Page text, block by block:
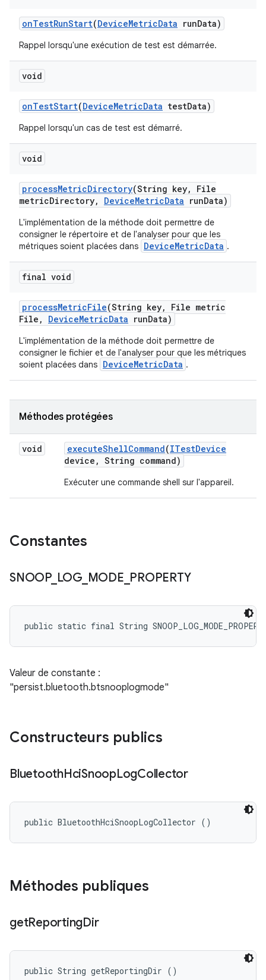
onTestRunStart(DeviceMetricData runData)
Rappel lorsqu'une exécution de test est démarrée.
void
onTestStart(DeviceMetricData testData)
Rappel lorsqu'un cas de test est démarré.
void
processMetricDirectory(String key,
File
metricDirectory, DeviceMetricData runData)
L'implémentation de la méthode doit permettre de
consigner le répertoire et de l'analyser pour que les
métriques soient placées dans DeviceMetricData .
final void
processMetricFile(String key,
File metric
File , DeviceMetricData runData)
L'implémentation de la méthode doit permettre de
consigner le fichier et de l'analyser pour que les métriques
soient placées dans DeviceMetricData .
Méthodes protégées
void executeShellCommand(ITestDevice
device , String command)
Exécuter une commande shell sur l'appareil.
Constantes
SNOOP_ LOG_ MODE PROPERTY
public static final String
Valeur de constante :
"persist.bluetooth.btsnooplogmode"
Constructeurs publics
BluetoothHciSnoopLogCollector
public BluetoothHciSnoopLogCollector ()
Méthodes publiques
getReportingDir
public String getReportingDir ()